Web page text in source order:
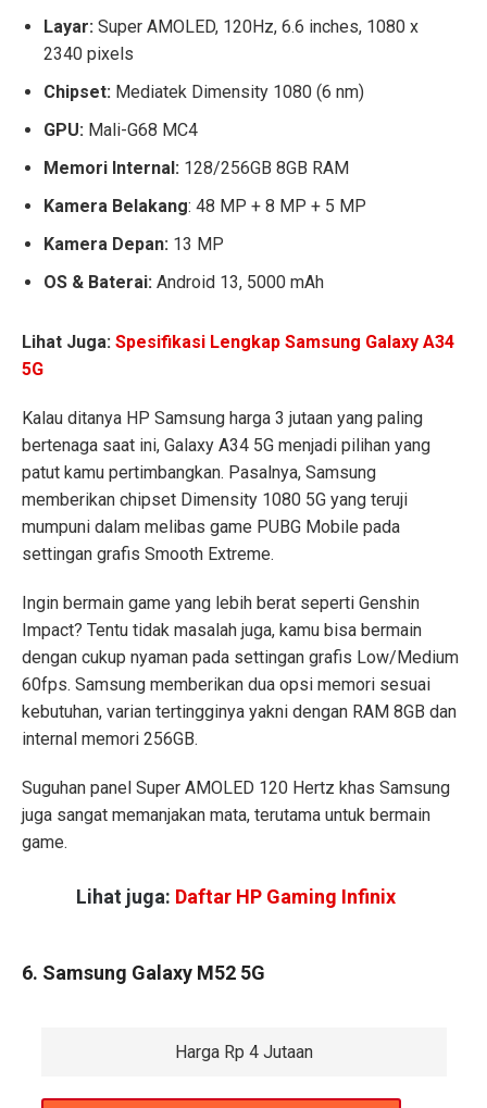
Layar: Super AMOLED, 120Hz, 6.6 inches, 1080 x
2340 pixels
Chipset: Mediatek Dimensity 1080 (6 nm)
GPU: Mali-G68 MC4
Memori Internal: 128/256GB 8GB RAM
Kamera Belakang: 48 MP + 8 MP + 5 MP
Kamera Depan: 13 MP
OS & Baterai: Android 13, 5000 mAh
Lihat Juga: Spesifikasi Lengkap Samsung Galaxy A34
5G
Kalau ditanya HP Samsung harga 3 jutaan yang paling
bertenaga saat ini, Galaxy A34 5G menjadi pilihan yang
patut kamu pertimbangkan. Pasalnya, Samsung
memberikan chipset Dimensity 1080 5G yang teruji
mumpuni dalam melibas game PUBG Mobile pada
settingan grafis Smooth Extreme.
Ingin bermain game yang lebih berat seperti Genshin
Impact? Tentu tidak masalah juga, kamu bisa bermain
dengan cukup nyaman pada settingan grafis Low/Medium
60fps. Samsung memberikan dua opsi memori sesuai
kebutuhan, varian tertingginya yakni dengan RAM 8GB dan
internal memori 256GB.
Suguhan panel Super AMOLED 120 Hertz khas Samsung
juga sangat memanjakan mata, terutama untuk bermain
game.
Lihat juga: Daftar HP Gaming Infinix
6. Samsung Galaxy M52 5G
Harga Rp 4 Jutaan